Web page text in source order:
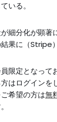
いる。
細分化が顕著
果に（Stripe）
限定となって
はログインを
希望の方は無